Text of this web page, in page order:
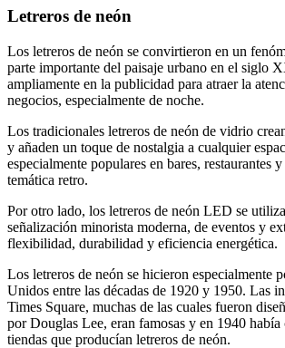
Letreros de neón
Los letreros de neón se convirtieron en un
parte importante del paisaje urbano en el siglo
ampliamente en la publicidad para atraer la
negocios, especialmente de noche.
Los tradicionales letreros de neón de vidrio
y añaden un toque de nostalgia a cualquier
especialmente populares en bares, restaurantes
temática retro.
Por otro lado, los letreros de neón LED se
señalización minorista moderna, de eventos y
flexibilidad, durabilidad y eficiencia energética.
Los letreros de neón se hicieron especialmente
Unidos entre las décadas de 1920 y 1950. Las
Times Square, muchas de las cuales fueron
por Douglas Lee, eran famosas y en 1940 había
tiendas que producían letreros de neón.